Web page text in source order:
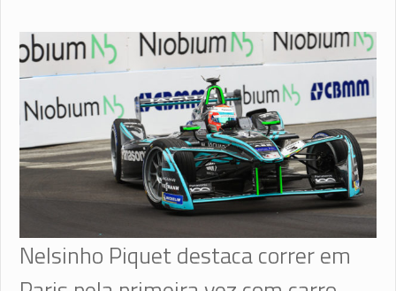
Nelsinho Piquet destaca correr em